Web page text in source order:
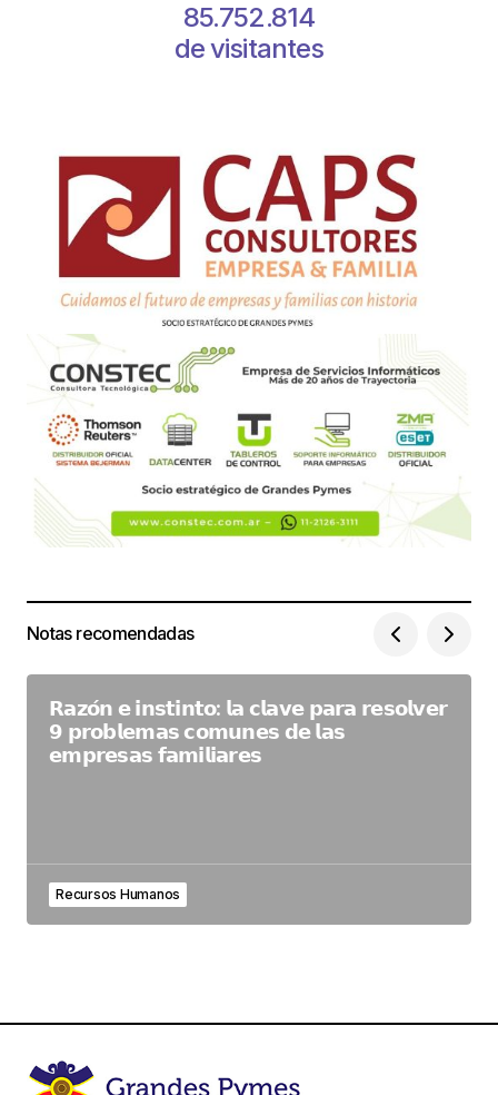
85.752.814
de visitantes
Notas recomendadas
𝗥𝗮𝘇𝗼́𝗻 𝗲 𝗶𝗻𝘀𝘁𝗶𝗻𝘁𝗼: 𝗹𝗮 𝗰𝗹𝗮𝘃𝗲 𝗽𝗮𝗿𝗮 𝗿𝗲𝘀𝗼𝗹𝘃𝗲𝗿
𝟵 𝗽𝗿𝗼𝗯𝗹𝗲𝗺𝗮𝘀 𝗰𝗼𝗺𝘂𝗻𝗲𝘀 𝗱𝗲 𝗹𝗮𝘀
𝗲𝗺𝗽𝗿𝗲𝘀𝗮𝘀 𝗳𝗮𝗺𝗶𝗹𝗶𝗮𝗿𝗲𝘀
Recursos Humanos